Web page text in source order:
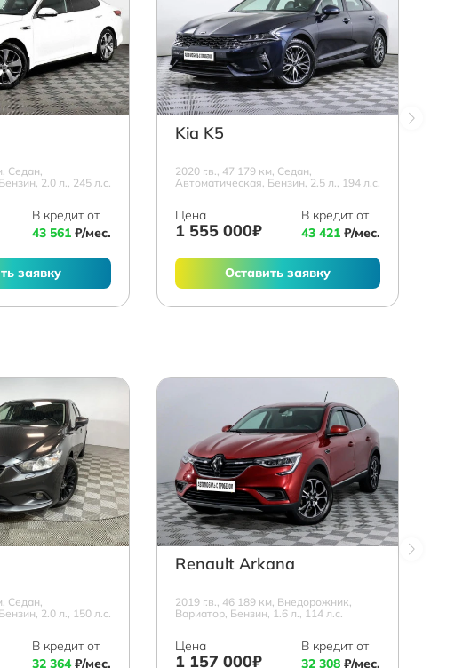
Седан,
2.0 л., 245 л.с.
В кредит от
43 561 ₽/мес.
заявку
Kia K5
2020 г.в., 47 179 км, Седан,
Автоматическая, Бензин, 2.5 л., 194 л.с.
Цена
1 555 000₽
В кредит от
43 421 ₽/мес.
Оставить заявку
Седан,
2.0 л., 150 л.с.
В кредит от
32 364₽/мес.
Renault Arkana
2019 г.в., 46 189 км, Внедорожник,
Вариатор, Бензин, 1.6 л., 114 л.с.
Цена
1 157 000₽
В кредит от
32 308 ₽/мес.